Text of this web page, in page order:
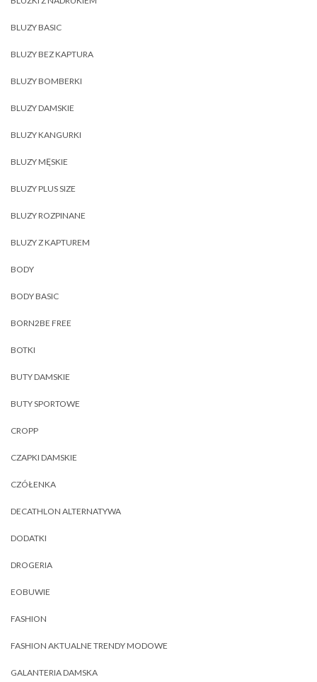
BLUZY BASIC
BLUZY BEZ KAPTURA
BLUZY BOMBERKI
BLUZY DAMSKIE
BLUZY KANGURKI
BLUZY MĘSKIE
BLUZY PLUS SIZE
BLUZY ROZPINANE
BLUZY Z KAPTUREM
BODY
BODY BASIC
BORN2BE FREE
BOTKI
BUTY DAMSKIE
BUTY SPORTOWE
CROPP
CZAPKI DAMSKIE
CZÓŁENKA
DECATHLON ALTERNATYWA
DODATKI
DROGERIA
EOBUWIE
FASHION
FASHION AKTUALNE TRENDY MODOWE
GALANTERIA DAMSKA